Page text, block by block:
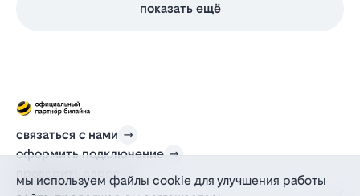
показать ещё
связаться с нами
оформить подключение
проверить адрес
для дома
мы используем файлы cookie для улучшения работы